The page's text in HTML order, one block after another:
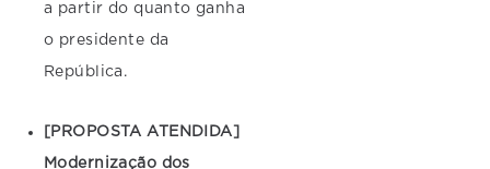
a partir do quanto ganha
o presidente da
República.
[PROPOSTA ATENDIDA]
Modernização dos